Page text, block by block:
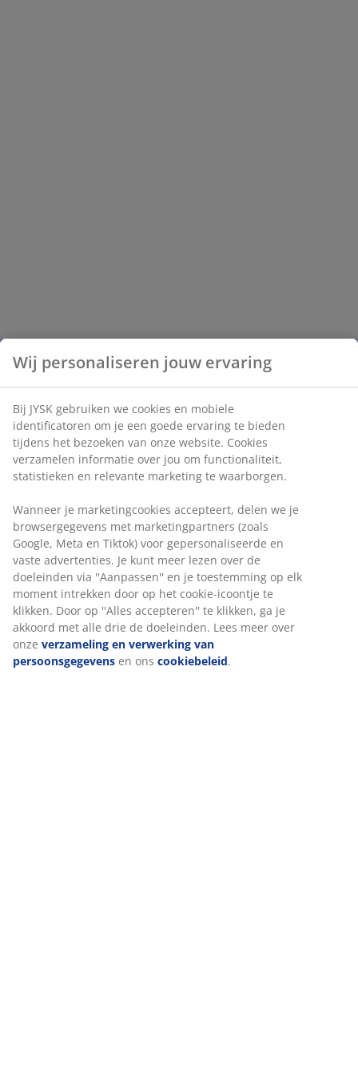
Wij personaliseren jouw ervaring
Bij JYSK gebruiken we cookies en mobiele
identificatoren om je een goede ervaring te bieden
tijdens het bezoeken van onze website. Cookies
verzamelen informatie over jou om functionaliteit,
statistieken en relevante marketing te waarborgen.
Wanneer je marketingcookies accepteert, delen we je
browsergegevens met marketingpartners (zoals
Google, Meta en Tiktok) voor gepersonaliseerde en
vaste advertenties. Je kunt meer lezen over de
doeleinden via ''Aanpassen'' en je toestemming op elk
moment intrekken door op het cookie-icoontje te
klikken. Door op ''Alles accepteren'' te klikken, ga je
akkoord met alle drie de doeleinden. Lees meer over
onze verzameling en verwerking van
persoonsgegevens en ons cookiebeleid.